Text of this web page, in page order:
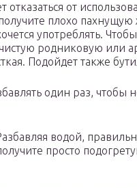
отказаться от
плохо пахнущую
употреблять.
родниковую или
Подойдет также
один раз, чтобы
водой,
просто